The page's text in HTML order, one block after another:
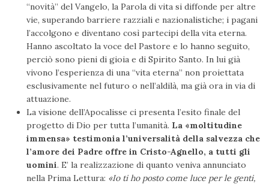
“novità” del Vangelo, la Parola di vita si diffonde per altre
vie, superando barriere razziali e nazionalistiche; i pagani
l’accolgono e diventano così partecipi della vita eterna.
Hanno ascoltato la voce del Pastore e lo hanno seguito,
perciò sono pieni di gioia e di Spirito Santo. In lui già
vivono l’esperienza di una “vita eterna” non proiettata
esclusivamente nel futuro o nell’aldilà, ma già ora in via di
attuazione.
La visione dell’Apocalisse ci presenta l’esito finale del
progetto di Dio per tutta l’umanità. La «moltitudine
immensa» testimonia l’universalità della salvezza che
l’amore dei Padre offre in Cristo­-Agnello, a tutti gli
uomini. E’ la realizzazione di quanto veniva annunciato
nella Prima Lettura: «Io ti ho posto come luce per le genti,